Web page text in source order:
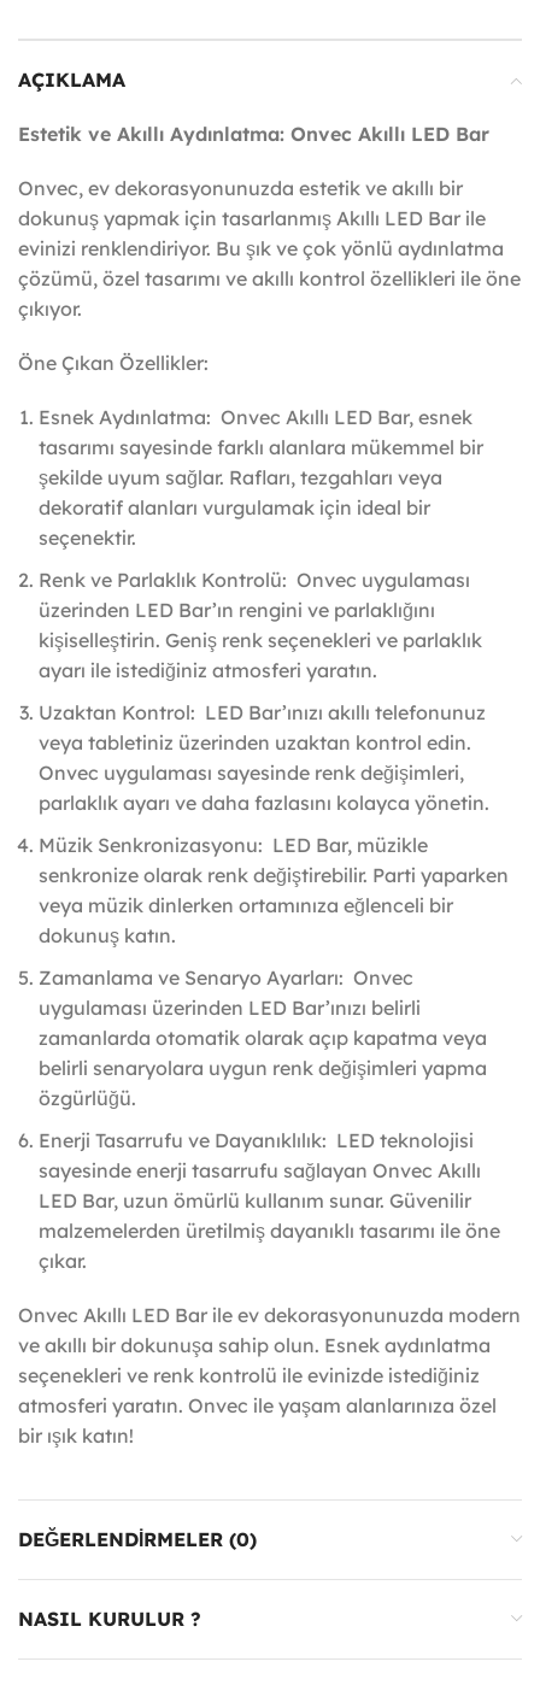
AÇIKLAMA
Estetik ve Akıllı Aydınlatma: Onvec Akıllı LED Bar
Onvec, ev dekorasyonunuzda estetik ve akıllı bir
dokunuş yapmak için tasarlanmış Akıllı LED Bar ile
evinizi renklendiriyor. Bu şık ve çok yönlü aydınlatma
çözümü, özel tasarımı ve akıllı kontrol özellikleri ile öne
çıkıyor.
Öne Çıkan Özellikler:
Esnek Aydınlatma: Onvec Akıllı LED Bar, esnek
tasarımı sayesinde farklı alanlara mükemmel bir
şekilde uyum sağlar. Rafları, tezgahları veya
dekoratif alanları vurgulamak için ideal bir
seçenektir.
Renk ve Parlaklık Kontrolü: Onvec uygulaması
üzerinden LED Bar’ın rengini ve parlaklığını
kişiselleştirin. Geniş renk seçenekleri ve parlaklık
ayarı ile istediğiniz atmosferi yaratın.
Uzaktan Kontrol: LED Bar’ınızı akıllı telefonunuz
veya tabletiniz üzerinden uzaktan kontrol edin.
Onvec uygulaması sayesinde renk değişimleri,
parlaklık ayarı ve daha fazlasını kolayca yönetin.
Müzik Senkronizasyonu: LED Bar, müzikle
senkronize olarak renk değiştirebilir. Parti yaparken
veya müzik dinlerken ortamınıza eğlenceli bir
dokunuş katın.
Zamanlama ve Senaryo Ayarları: Onvec
uygulaması üzerinden LED Bar’ınızı belirli
zamanlarda otomatik olarak açıp kapatma veya
belirli senaryolara uygun renk değişimleri yapma
özgürlüğü.
Enerji Tasarrufu ve Dayanıklılık: LED teknolojisi
sayesinde enerji tasarrufu sağlayan Onvec Akıllı
LED Bar, uzun ömürlü kullanım sunar. Güvenilir
malzemelerden üretilmiş dayanıklı tasarımı ile öne
çıkar.
Onvec Akıllı LED Bar ile ev dekorasyonunuzda modern
ve akıllı bir dokunuşa sahip olun. Esnek aydınlatma
seçenekleri ve renk kontrolü ile evinizde istediğiniz
atmosferi yaratın. Onvec ile yaşam alanlarınıza özel
bir ışık katın!
DEĞERLENDIRMELER (0)
NASIL KURULUR ?